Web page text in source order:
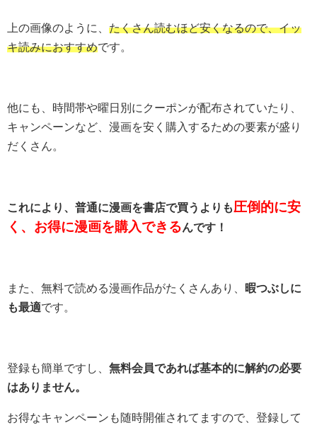
上の画像のように、 たくさん読むほど安くなるので、イッ
キ読みにおすすめです。
他にも、時間帯や曜日別にクーポンが配布されていたり、
キャンペーンなど、漫画を安く購入するための要素が盛り
だくさん。
これにより、普通に漫画を書店で買うよりも圧倒的に安
く、お得に漫画を購入できるんです！
また、無料で読める漫画作品がたくさんあり、
暇つぶしに
も最適です。
登録も簡単ですし、 無料会員であれば基本的に解約の必要
はありません。
お得なキャンペーンも随時開催されてますので、登録して